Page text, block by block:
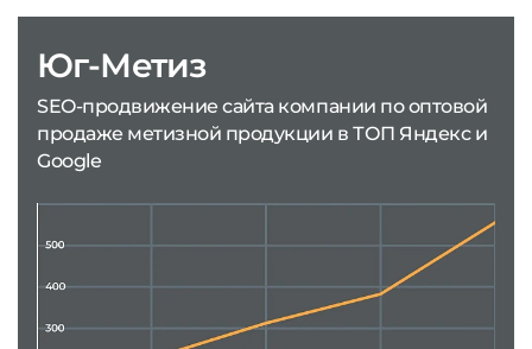
Юг-Метиз
SEO-продвижение сайта компании по оптовой
продаже метизной продукции в ТОП Яндекс и
Google